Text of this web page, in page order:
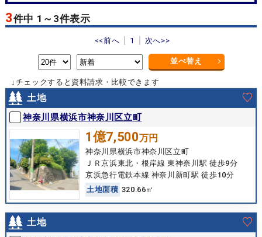
3件中 1～3件表示
<<前へ 1 次へ>>
並べ替え
↓チェックすると資料請求・比較できます
土地
神奈川県横浜市神奈川区立町
1億7,500万円
神奈川県横浜市神奈川区立町
ＪＲ京浜東北・根岸線 東神奈川駅 徒歩9分
京浜急行電鉄本線 神奈川新町駅 徒歩10分
土地面積 320.66㎡
土地